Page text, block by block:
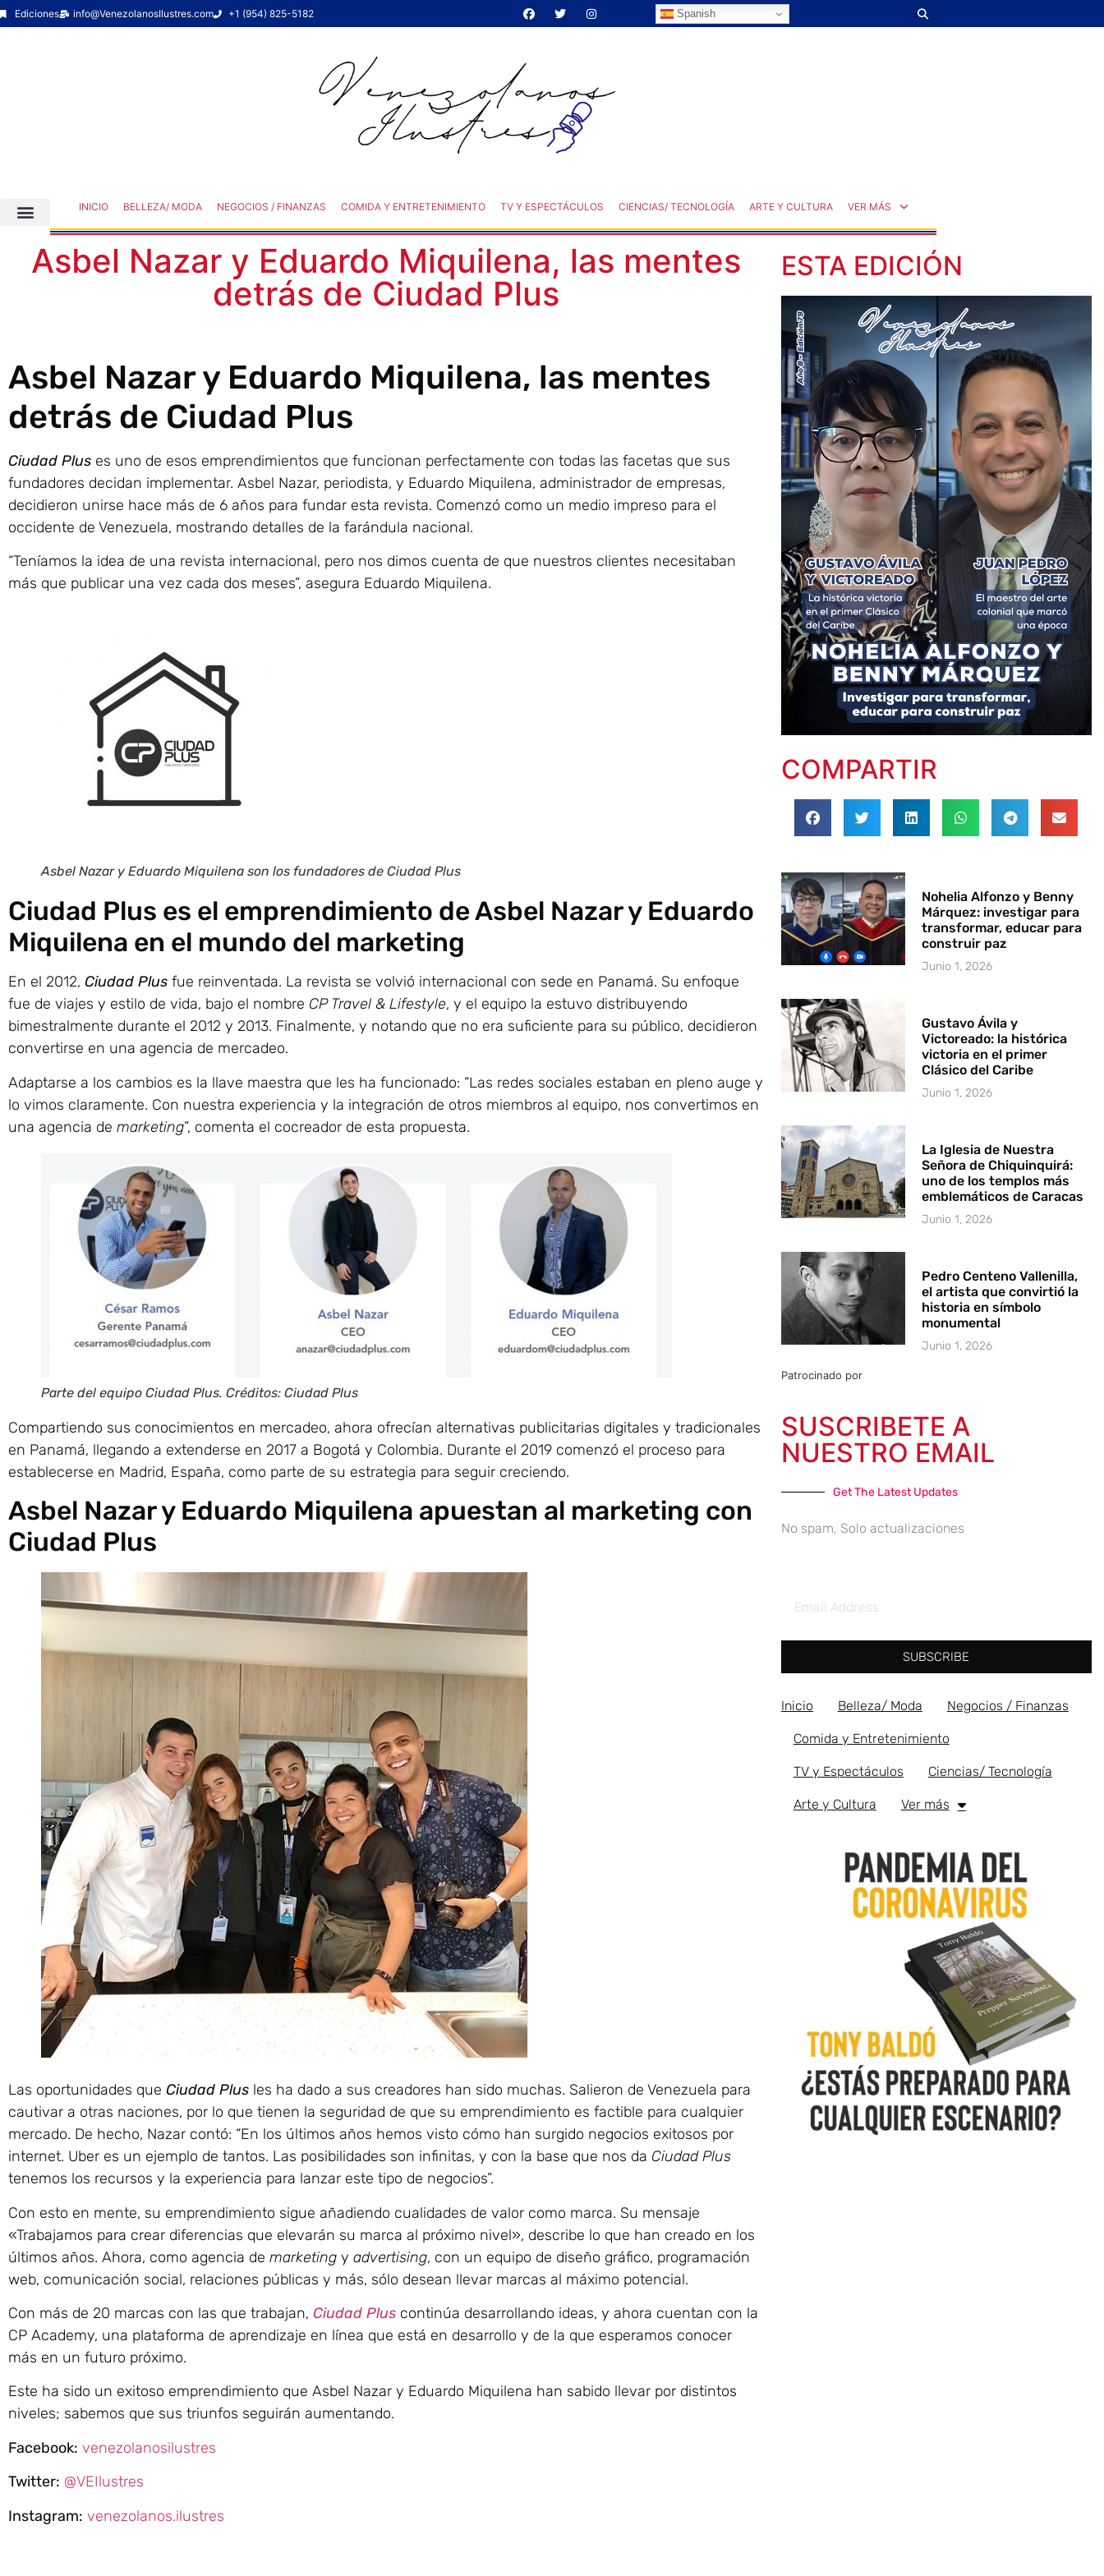
Ediciones info@VenezolanosIlustres.com +1 (954) 825-5182 Spanish
INICIO BELLEZA/ MODA NEGOCIOS / FINANZAS COMIDA Y ENTRETENIMIENTO TV Y ESPECTÁCULOS CIENCIAS/ TECNOLOGÍA ARTE Y CULTURA VER MÁS
Asbel Nazar y Eduardo Miquilena, las mentes
detrás de Ciudad Plus
Asbel Nazar y Eduardo Miquilena, las mentes
detrás de Ciudad Plus
Ciudad Plus es uno de esos emprendimientos que funcionan perfectamente con todas las facetas que sus
fundadores decidan implementar. Asbel Nazar, periodista, y Eduardo Miquilena, administrador de empresas,
decidieron unirse hace más de 6 años para fundar esta revista. Comenzó como un medio impreso para el
occidente de Venezuela, mostrando detalles de la farándula nacional.
“Teníamos la idea de una revista internacional, pero nos dimos cuenta de que nuestros clientes necesitaban
más que publicar una vez cada dos meses”, asegura Eduardo Miquilena.
Asbel Nazar y Eduardo Miquilena son los fundadores de Ciudad Plus
Ciudad Plus es el emprendimiento de Asbel Nazar y Eduardo
Miquilena en el mundo del marketing
En el 2012, Ciudad Plus fue reinventada. La revista se volvió internacional con sede en Panamá. Su enfoque
fue de viajes y estilo de vida, bajo el nombre CP Travel & Lifestyle, y el equipo la estuvo distribuyendo
bimestralmente durante el 2012 y 2013. Finalmente, y notando que no era suficiente para su público, decidieron
convertirse en una agencia de mercadeo.
Adaptarse a los cambios es la llave maestra que les ha funcionado: “Las redes sociales estaban en pleno auge y
lo vimos claramente. Con nuestra experiencia y la integración de otros miembros al equipo, nos convertimos en
una agencia de marketing”, comenta el cocreador de esta propuesta.
Parte del equipo Ciudad Plus. Créditos: Ciudad Plus
Compartiendo sus conocimientos en mercadeo, ahora ofrecían alternativas publicitarias digitales y tradicionales
en Panamá, llegando a extenderse en 2017 a Bogotá y Colombia. Durante el 2019 comenzó el proceso para
establecerse en Madrid, España, como parte de su estrategia para seguir creciendo.
Asbel Nazar y Eduardo Miquilena apuestan al marketing con
Ciudad Plus
Las oportunidades que Ciudad Plus les ha dado a sus creadores han sido muchas. Salieron de Venezuela para
cautivar a otras naciones, por lo que tienen la seguridad de que su emprendimiento es factible para cualquier
mercado. De hecho, Nazar contó: “En los últimos años hemos visto cómo han surgido negocios exitosos por
internet. Uber es un ejemplo de tantos. Las posibilidades son infinitas, y con la base que nos da Ciudad Plus
tenemos los recursos y la experiencia para lanzar este tipo de negocios”.
Con esto en mente, su emprendimiento sigue añadiendo cualidades de valor como marca. Su mensaje
«Trabajamos para crear diferencias que elevarán su marca al próximo nivel», describe lo que han creado en los
últimos años. Ahora, como agencia de marketing y advertising, con un equipo de diseño gráfico, programación
web, comunicación social, relaciones públicas y más, sólo desean llevar marcas al máximo potencial.
Con más de 20 marcas con las que trabajan, Ciudad Plus continúa desarrollando ideas, y ahora cuentan con la
CP Academy, una plataforma de aprendizaje en línea que está en desarrollo y de la que esperamos conocer
más en un futuro próximo.
Este ha sido un exitoso emprendimiento que Asbel Nazar y Eduardo Miquilena han sabido llevar por distintos
niveles; sabemos que sus triunfos seguirán aumentando.
Facebook: venezolanosilustres
Twitter: @VEIlustres
Instagram: venezolanos.ilustres
ESTA EDICIÓN
COMPARTIR
Nohelia Alfonzo y Benny
Márquez: investigar para
transformar, educar para
construir paz
Junio 1, 2026
Gustavo Ávila y
Victoreado: la histórica
victoria en el primer
Clásico del Caribe
Junio 1, 2026
La Iglesia de Nuestra
Señora de Chiquinquirá:
uno de los templos más
emblemáticos de Caracas
Junio 1, 2026
Pedro Centeno Vallenilla,
el artista que convirtió la
historia en símbolo
monumental
Junio 1, 2026
Patrocinado por
SUSCRIBETE A
NUESTRO EMAIL
Get The Latest Updates
No spam, Solo actualizaciones
SUBSCRIBE
Inicio Belleza/ Moda Negocios / Finanzas
Comida y Entretenimiento
TV y Espectáculos Ciencias/ Tecnología
Arte y Cultura Ver más